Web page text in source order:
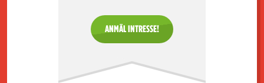
ANMÄL INTRESSE!